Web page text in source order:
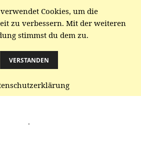
·
verwendet Cookies, um die
zu verbessern. Mit der weiteren
stimmst du dem zu.
VERSTANDEN